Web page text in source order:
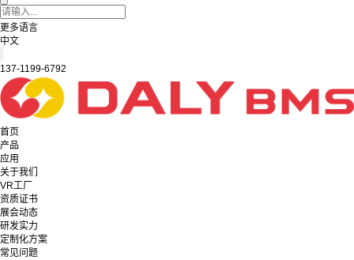
更多语言
中文
137-1199-6792
首页
产品
应用
关于我们
VR工厂
资质证书
展会动态
研发实力
定制化方案
常见问题